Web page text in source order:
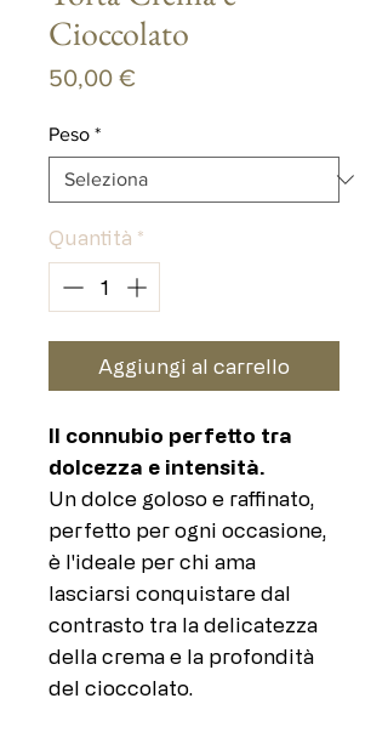
Cioccolato
50,00 €
Peso *
Quantità *
Aggiungi al carrello
Il connubio perfetto tra
dolcezza e intensità.
Un dolce goloso e raffinato,
perfetto per ogni occasione,
è l'ideale per chi ama
lasciarsi conquistare dal
contrasto tra la delicatezza
della crema e la profondità
del cioccolato.